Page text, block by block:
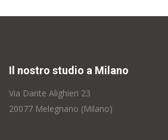
Il nostro studio a Milano
Via Dante Alighieri 23
20077 Melegnano (Milano)